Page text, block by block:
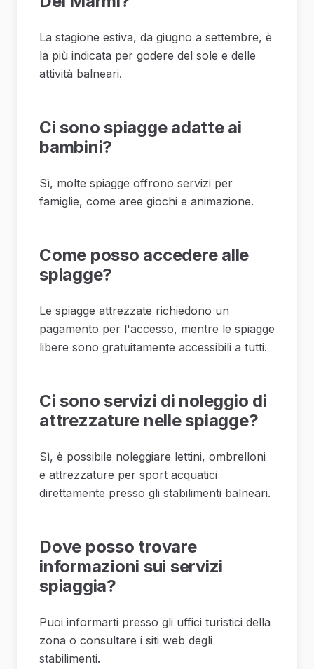
La stagione estiva, da giugno a settembre, è
la più indicata per godere del sole e delle
attività balneari.
Ci sono spiagge adatte ai
bambini?
Sì, molte spiagge offrono servizi per
famiglie, come aree giochi e animazione.
Come posso accedere alle
spiagge?
Le spiagge attrezzate richiedono un
pagamento per l'accesso, mentre le spiagge
libere sono gratuitamente accessibili a tutti.
Ci sono servizi di noleggio di
attrezzature nelle spiagge?
Sì, è possibile noleggiare lettini, ombrelloni
e attrezzature per sport acquatici
direttamente presso gli stabilimenti balneari.
Dove posso trovare
informazioni sui servizi
spiaggia?
Puoi informarti presso gli uffici turistici della
zona o consultare i siti web degli
stabilimenti.